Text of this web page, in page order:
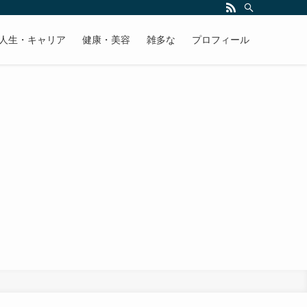
生・キャリア 健康・美容 雑多な プロフィール